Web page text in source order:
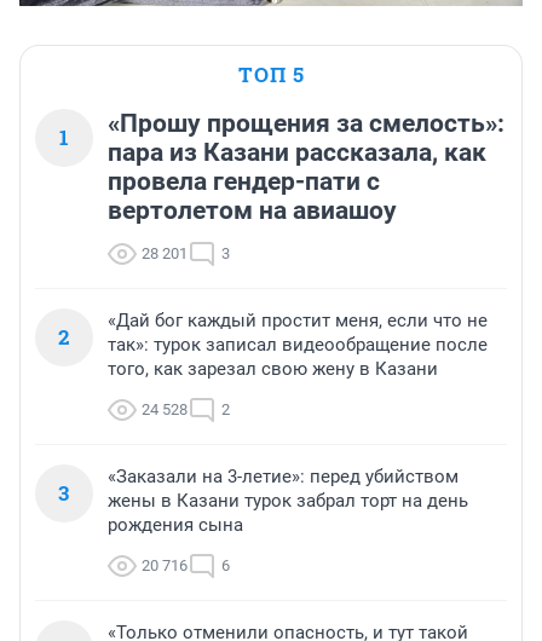
ТОП 5
1
«Прошу прощения за смелость»:
пара из Казани рассказала, как
провела гендер-пати с
вертолетом на авиашоу
28 201 3
2
«Дай бог каждый простит меня, если что не
так»: турок записал видеообращение после
того, как зарезал свою жену в Казани
24 528 2
3
«Заказали на 3-летие»: перед убийством
жены в Казани турок забрал торт на день
рождения сына
20 716 6
«Только отменили опасность, и тут такой